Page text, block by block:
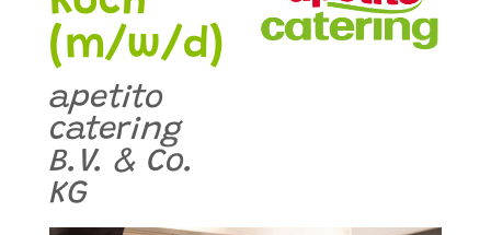
(m/w/d)
apetito
catering
B.V. & Co.
KG